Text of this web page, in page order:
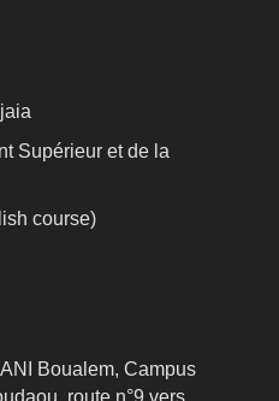
Supérieur et de la
course)
Boualem, Campus
route n°9 vers